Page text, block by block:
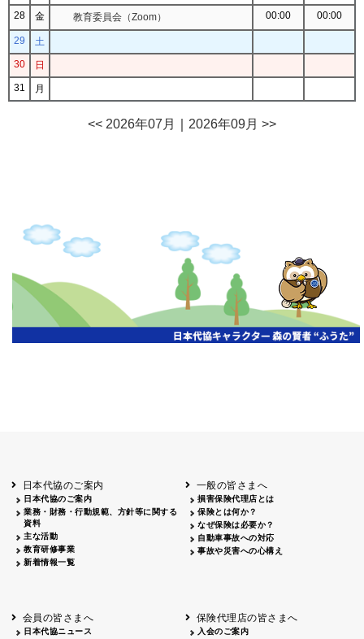
28
金 教育委員会（Zoom） 00:00 00:00
29
土
30
日
31
月
<< 2026年07月 2026年09月 >>
日本代協のご案内
日本代協のご案内
業務・財務・行動規範、方針等に関する
資料
主な活動
教育研修事業
新着情報一覧
一般の皆さまへ
損害保険代理店とは
保険とは何か？
なぜ保険は必要か？
自動車事故への対応
事故や災害への心構え
会員の皆さまへ
日本代協ニュース
保険代理店の皆さまへ
入会のご案内